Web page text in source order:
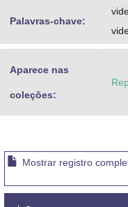
Palavras-chave:
Aparece nas
coleções:
Mostrar registro